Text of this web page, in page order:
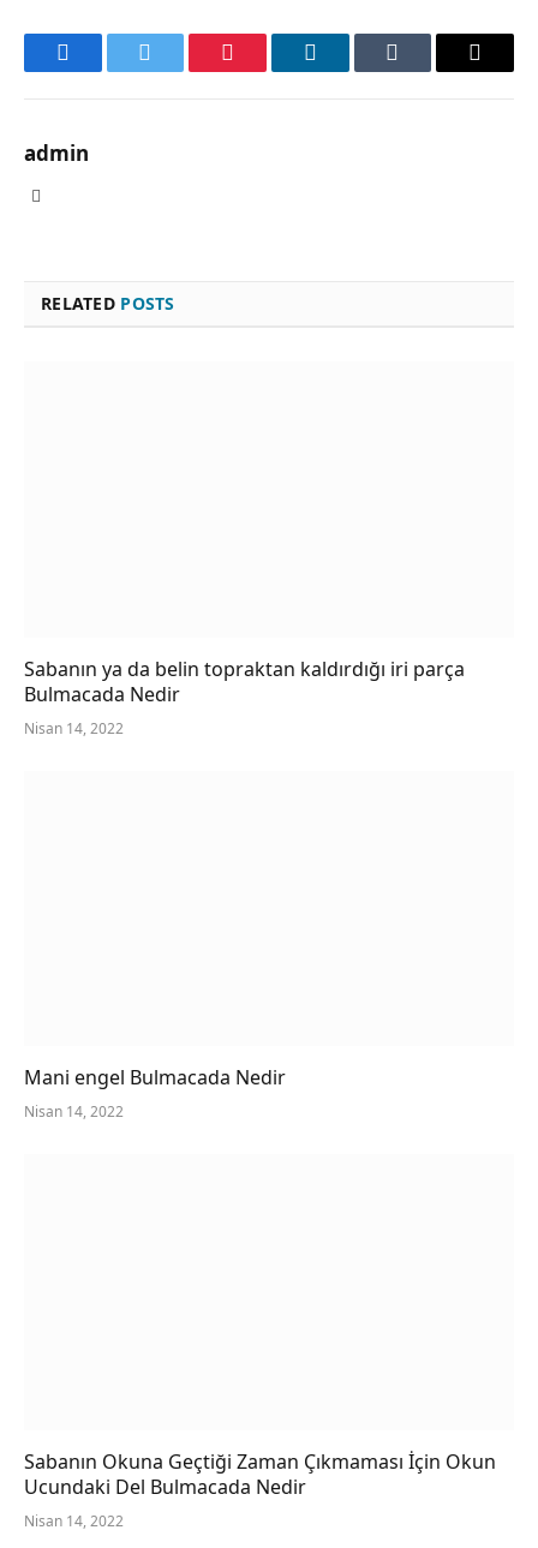
FacebookTwitter Pinterest LinkedInTumblr Email
admin
RELATED POSTS
Sabanın ya da belin topraktan kaldırdığı iri parça
Bulmacada Nedir
Nisan 14, 2022
Mani engel Bulmacada Nedir
Nisan 14, 2022
Sabanın Okuna Geçtiği Zaman Çıkmaması İçin Okun
Ucundaki Del Bulmacada Nedir
Nisan 14, 2022